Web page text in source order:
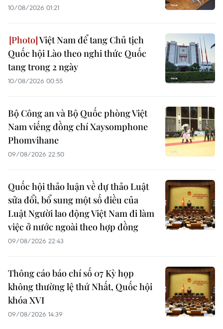
10/08/2026 01:21
Việt Nam để tang Chủ tịch
Quốc hội Lào theo nghi thức Quốc
tang trong 2 ngày
10/08/2026 00:55
Bộ Công an và Bộ Quốc phòng Việt
Nam viếng đồng chí Xaysomphone
Phomvihane
09/08/2026 22:50
Quốc hội thảo luận về dự thảo Luật
sửa đổi, bổ sung một số điều của
Luật Người lao động Việt Nam đi làm
việc ở nước ngoài theo hợp đồng
09/08/2026 22:43
Thông cáo báo chí số 07 Kỳ họp
không thường lệ thứ Nhất, Quốc hội
khóa XVI
09/08/2026 14:39